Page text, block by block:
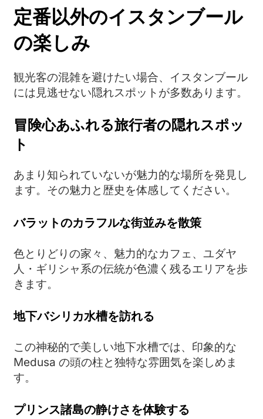
定番以外のイスタンブール
の楽しみ
観光客の混雑を避けたい場合、イスタンブール
には見逃せない隠れスポットが多数あります。
冒険心あふれる旅行者の隠れスポッ
ト
あまり知られていないが魅力的な場所を発見し
ます。その魅力と歴史を体感してください。
バラットのカラフルな街並みを散策
色とりどりの家々、魅力的なカフェ、ユダヤ
人・ギリシャ系の伝統が色濃く残るエリアを歩
きます。
地下バシリカ水槽を訪れる
この神秘的で美しい地下水槽では、印象的な
Medusa の頭の柱と独特な雰囲気を楽しめま
す。
プリンス諸島の静けさを体験する